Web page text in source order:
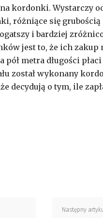
kordonki. Wystarczy
różniące się
i bardziej
jest to, że ich
metra długości
został wykonany
decydują o tym, ile
Następny